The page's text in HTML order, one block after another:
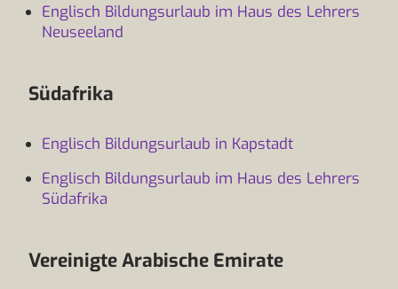
Englisch Bildungsurlaub im Haus des Lehrers
Neuseeland
Südafrika
Englisch Bildungsurlaub in Kapstadt
Englisch Bildungsurlaub im Haus des Lehrers
Südafrika
Vereinigte Arabische Emirate